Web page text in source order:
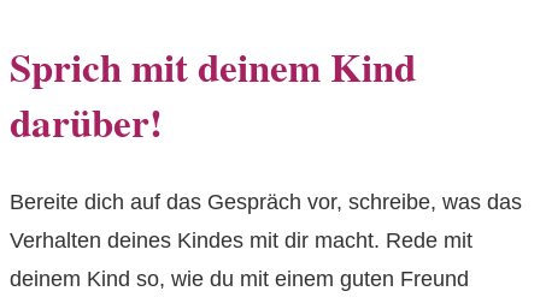
Sprich mit deinem Kind
darüber!
Bereite dich auf das Gespräch vor, schreibe, was das
Verhalten deines Kindes mit dir macht. Rede mit
deinem Kind so, wie du mit einem guten Freund